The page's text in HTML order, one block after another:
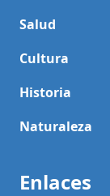
Salud
Cultura
Historia
Naturaleza
Enlaces